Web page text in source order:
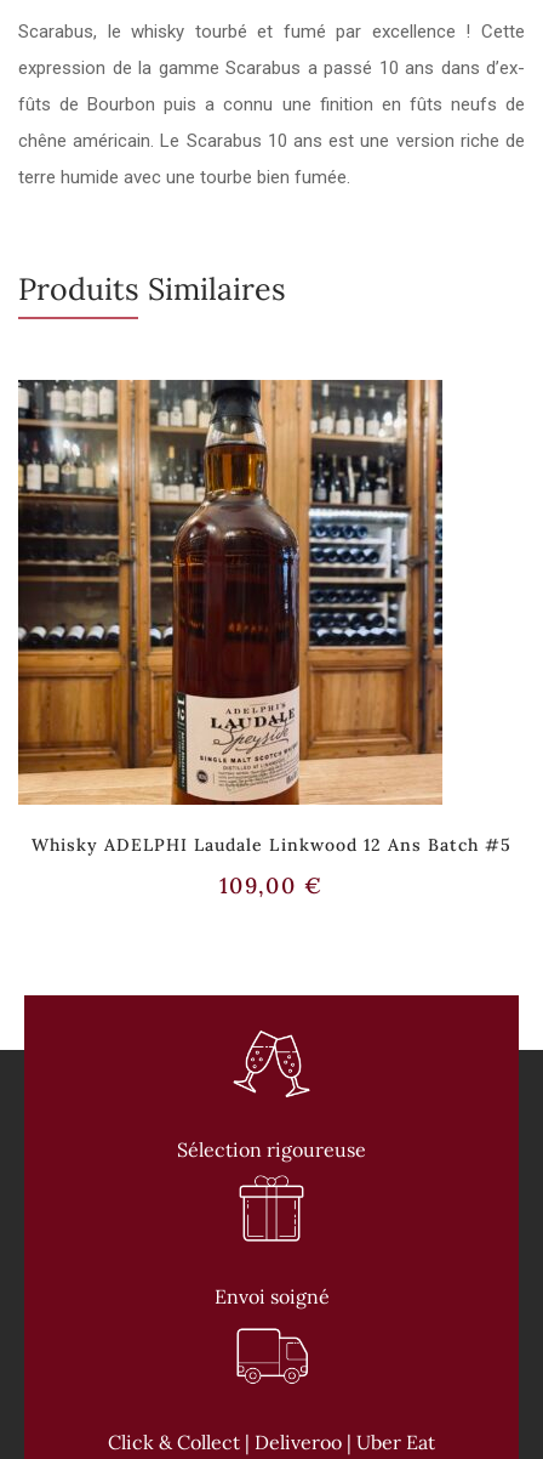
Scarabus, le whisky tourbé et fumé par excellence ! Cette
expression de la gamme Scarabus a passé 10 ans dans d’ex-
fûts de Bourbon puis a connu une finition en fûts neufs de
chêne américain. Le Scarabus 10 ans est une version riche de
terre humide avec une tourbe bien fumée.
Produits Similaires
Rupture de stock
Whisky ADELPHI Laudale Linkwood 12 Ans Batch #5
109,00 €
Sélection rigoureuse
Envoi soigné
Click & Collect | Deliveroo | Uber Eat